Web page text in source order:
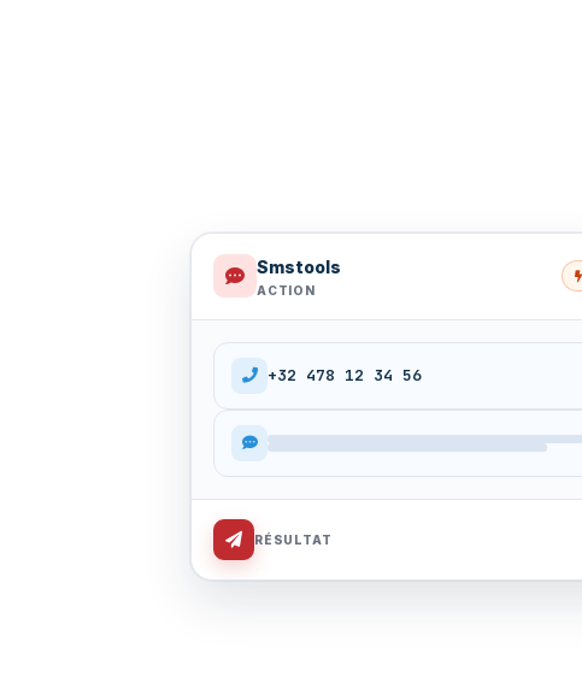
Smstools
ACTION
+32 478 12 34 56
RÉSULTAT